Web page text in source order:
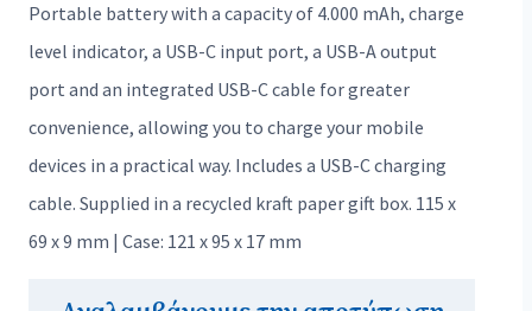
Portable battery with a capacity of 4.000 mAh, charge
level indicator, a USB-C input port, a USB-A output
port and an integrated USB-C cable for greater
convenience, allowing you to charge your mobile
devices in a practical way. Includes a USB-C charging
cable. Supplied in a recycled kraft paper gift box. 115 x
69 x 9 mm | Case: 121 x 95 x 17 mm